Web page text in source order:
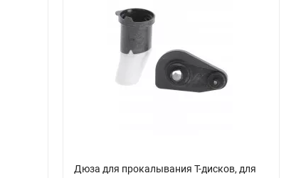
Дюза для прокалывания Т-дисков, для